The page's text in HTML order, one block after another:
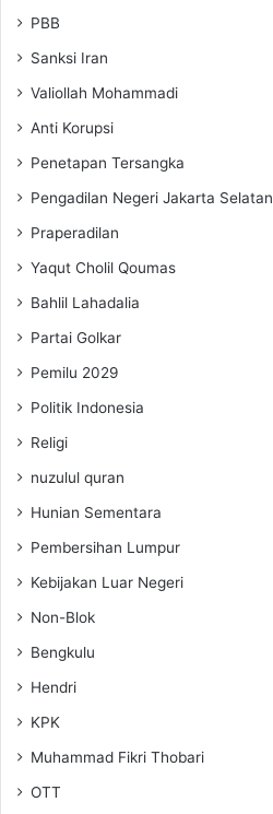
PBB
Sanksi Iran
Valiollah Mohammadi
Anti Korupsi
Penetapan Tersangka
Pengadilan Negeri Jakarta Selatan
Praperadilan
Yaqut Cholil Qoumas
Bahlil Lahadalia
Partai Golkar
Pemilu 2029
Politik Indonesia
Religi
nuzulul quran
Hunian Sementara
Pembersihan Lumpur
Kebijakan Luar Negeri
Non-Blok
Bengkulu
Hendri
KPK
Muhammad Fikri Thobari
OTT